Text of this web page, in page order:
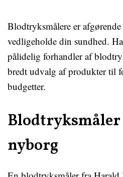
Blodtryksmålere er
vedligeholde din sundhed.
pålidelig forhandler af
bredt udvalg af produkter til
budgetter.
nyborg